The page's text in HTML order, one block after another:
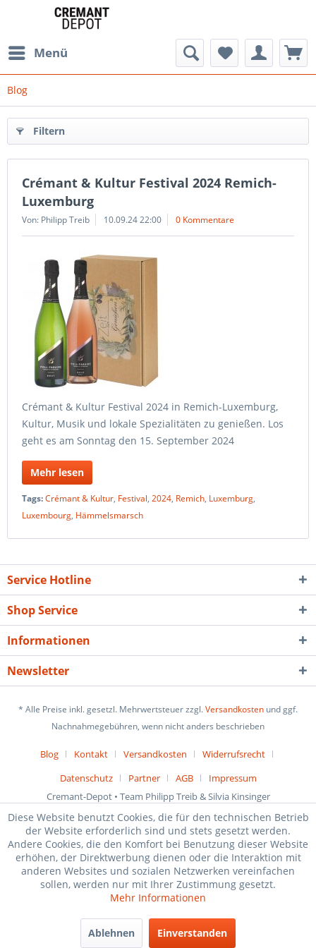
Menü
Blog
Filtern
Crémant & Kultur Festival 2024 Remich-
Luxemburg
Von: Philipp Treib 10.09.24 22:00 0 Kommentare
Crémant & Kultur Festival 2024 in Remich-Luxemburg,
Kultur, Musik und lokale Spezialitäten zu genießen. Los
geht es am Sonntag den 15. September 2024
Mehr lesen
Tags:Crémant & Kultur, Festival, 2024, Remich, Luxemburg,
Luxembourg, Hämmelsmarsch
Service Hotline
Shop Service
Informationen
Newsletter
* Alle Preise inkl. gesetzl. Mehrwertsteuer zzgl.Versandkosten und ggf.
Nachnahmegebühren, wenn nicht anders beschrieben
Blog Kontakt Versandkosten
Widerrufsrecht
Datenschutz
Partner AGB
Impressum
Cremant-Depot • Team Philipp Treib & Silvia Kinsinger
Diese Website benutzt Cookies, die für den technischen Betrieb
der Website erforderlich sind und stets gesetzt werden.
Andere Cookies, die den Komfort bei Benutzung dieser Website
erhöhen, der Direktwerbung dienen oder die Interaktion mit
anderen Websites und sozialen Netzwerken vereinfachen
sollen, werden nur mit Ihrer Zustimmung gesetzt.
Mehr Informationen
Ablehnen Einverstanden